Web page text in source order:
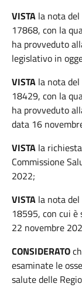
VISTA la nota
17868, con la
ha provveduto
legislativo in
VISTA la nota
18429, con la
ha provveduto
data 16
VISTA la
Commissione
2022;
VISTA la nota
18595, con cui
22 novembre
CONSIDERATO
esaminate le
salute delle